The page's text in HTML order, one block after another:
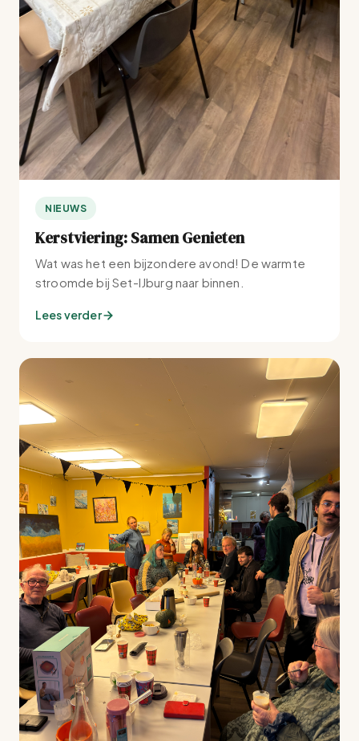
NIEUWS
Kerstviering: Samen Genieten
Wat was het een bijzondere avond! De warmte
stroomde bij Set-IJburg naar binnen.
Lees verder